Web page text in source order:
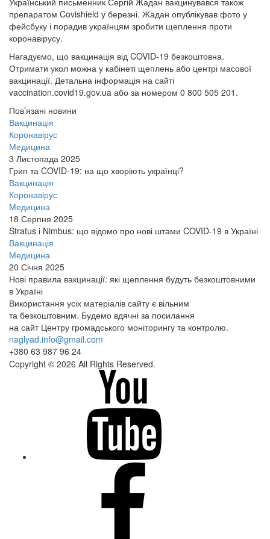
препаратом Covishield у березні. Жадан опублікував фото у
фейсбуку і порадив українцям зробити щеплення проти
коронавірусу.
Нагадуємо, що вакцинація від COVID-19 безкоштовна.
Отримати укол можна у кабінеті щеплень або центрі масової
вакцинації. Детальна інформація на сайті
vaccination.covid19.gov.ua або за номером 0 800 505 201.
Пов’язані новини
Вакцинація
Коронавірус
Медицина
3 Листопада 2025
Грип та COVID-19: на що хворіють українці?
Вакцинація
Коронавірус
Медицина
18 Серпня 2025
Stratus і Nimbus: що відомо про нові штами COVID-19 в Україні
Вакцинація
Медицина
20 Січня 2025
Нові правила вакцинації: які щеплення будуть безкоштовними
в Україні
Використання усіх матеріалів сайту є вільним
та безкоштовним. Будемо вдячні за посилання
на сайт Центру громадського моніторингу та контролю.
naglyad.info@gmail.com
+380 63 987 96 24
Copyright © 2026 All Rights Reserved.